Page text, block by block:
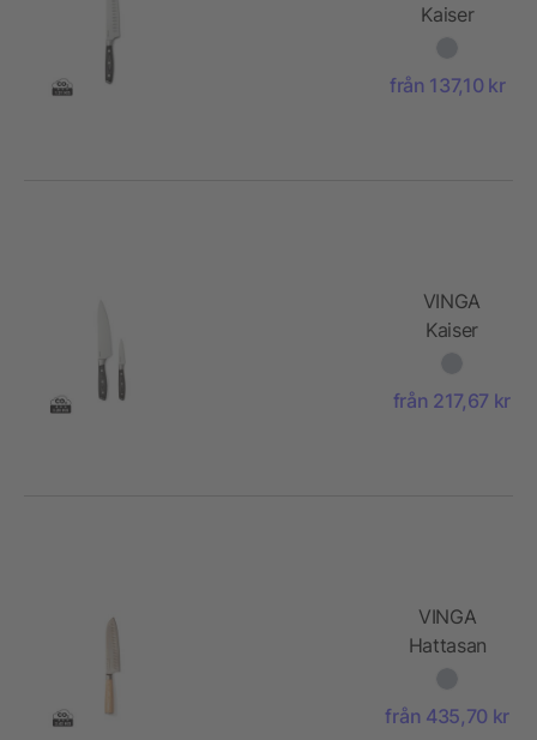
Kaiser
från 137,10 kr
VINGA
Kaiser
från 217,67 kr
VINGA
Hattasan
santokukniv
från 435,70 kr